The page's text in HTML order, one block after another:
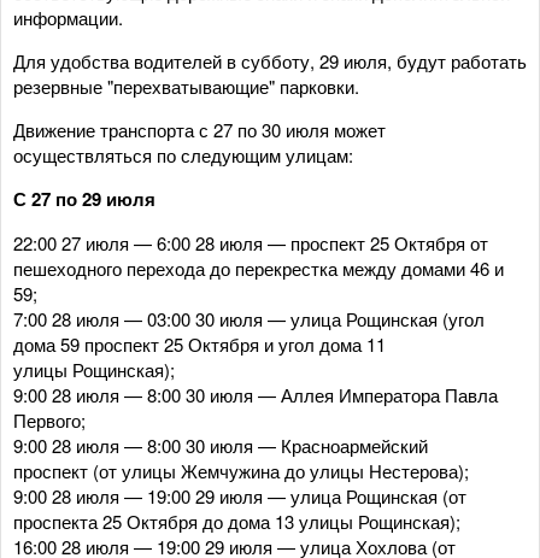
информации.
Для удобства водителей в субботу, 29 июля, будут работать
резервные "перехватывающие" парковки.
Движение транспорта с 27 по 30 июля может
осуществляться по следующим улицам:
С 27 по 29 июля
22:00 27 июля — 6:00 28 июля — проспект 25 Октября от
пешеходного перехода до перекрестка между домами 46 и
59;
7:00 28 июля — 03:00 30 июля — улица Рощинская (угол
дома 59 проспект 25 Октября и угол дома 11
улицы Рощинская);
9:00 28 июля — 8:00 30 июля — Аллея Императора Павла
Первого;
9:00 28 июля — 8:00 30 июля — Красноармейский
проспект (от улицы Жемчужина до улицы Нестерова);
9:00 28 июля — 19:00 29 июля — улица Рощинская (от
проспекта 25 Октября до дома 13 улицы Рощинская);
16:00 28 июля — 19:00 29 июля — улица Хохлова (от